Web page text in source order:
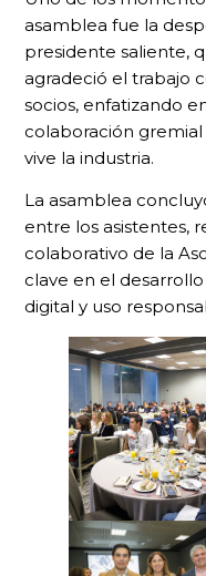
asamblea fue la
presidente saliente,
agradeció el trabajo
socios, enfatizando
colaboración
vive la industria.
La asamblea
entre los asistentes,
colaborativo de la
clave en el
digital y uso